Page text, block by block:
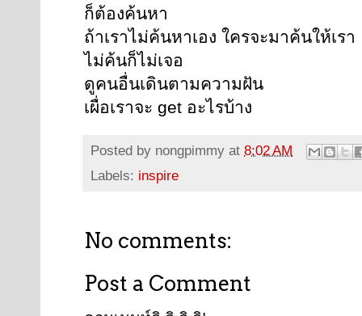
ก็ต้องค้นหา
ถ้าเราไม่ค้นหาเอง ใครจะมาค้นให้เรา
ไม่ค้นก็ไม่เจอ
ดูคนอื่นเดินตามความฝัน
เผื่อเราจะ get อะไรบ้าง
Posted by nongpimmy at 8:02 AM
Labels: inspire
No comments:
Post a Comment